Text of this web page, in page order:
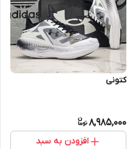
کتونی
8,985,000
افزودن به سبد